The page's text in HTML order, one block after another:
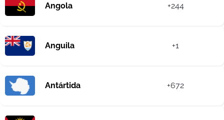
Angola +244
Anguila +1
Antártida +672